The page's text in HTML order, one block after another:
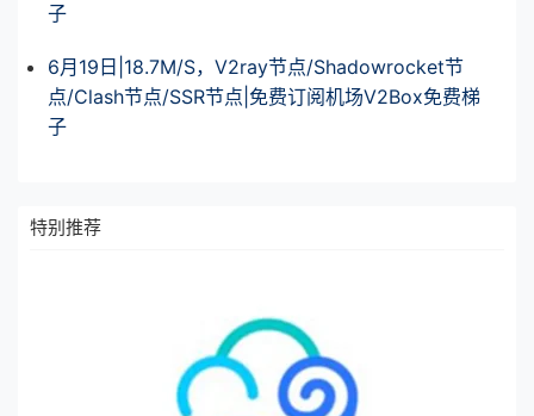
子
6月19日|18.7M/S，V2ray节点/Shadowrocket节
点/Clash节点/SSR节点|免费订阅机场V2Box免费梯
子
特别推荐